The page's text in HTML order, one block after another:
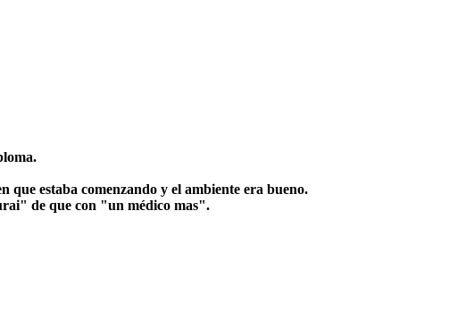
que estaba comenzando y el ambiente era bueno.
de que con "un médico mas".